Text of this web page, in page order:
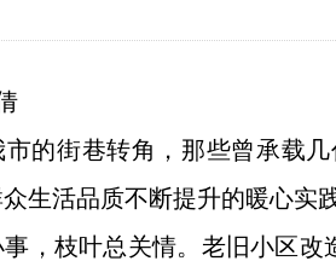
市的街巷转角，那些曾承载
生活品质不断提升的暖心实
事，枝叶总关情。老旧小区